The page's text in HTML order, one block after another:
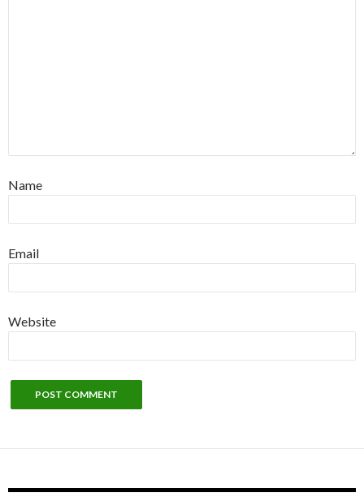
Name
Email
Website